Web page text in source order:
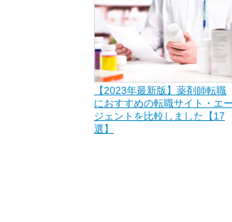
【2023年最新版】薬剤師転職
におすすめの転職サイト・エー
ジェントを比較しました【17
選】